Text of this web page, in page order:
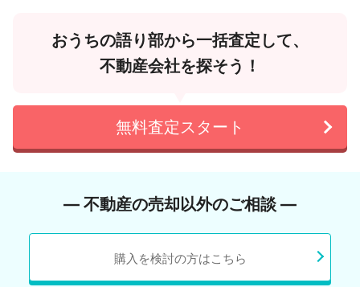
おうちの語り部から一括査定して、
不動産会社を探そう！
無料査定スタート
― 不動産の売却以外のご相談 ―
購入を検討の方はこちら